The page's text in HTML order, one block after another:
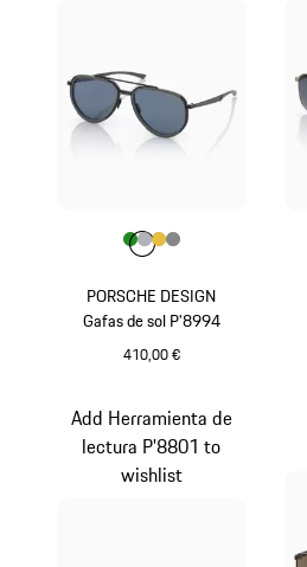
PORSCHE DESIGN
Gafas de sol P'8994
410,00 €
Color
ColorVerde
Color
ColorColor
Add Herramienta de
lectura P'8801 to
wishlist